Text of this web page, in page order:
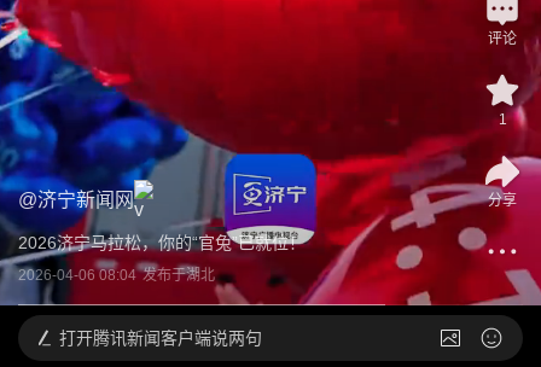
@济宁新闻网
2026济宁马拉松，你的“官兔”已就位！
2026-04-06 08:04 发布于湖北
评论
1
分享
打开腾讯新闻客户端说两句